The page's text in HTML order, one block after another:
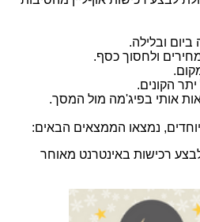
העדיפו לבצע רכישות באינטרנט מאוחר